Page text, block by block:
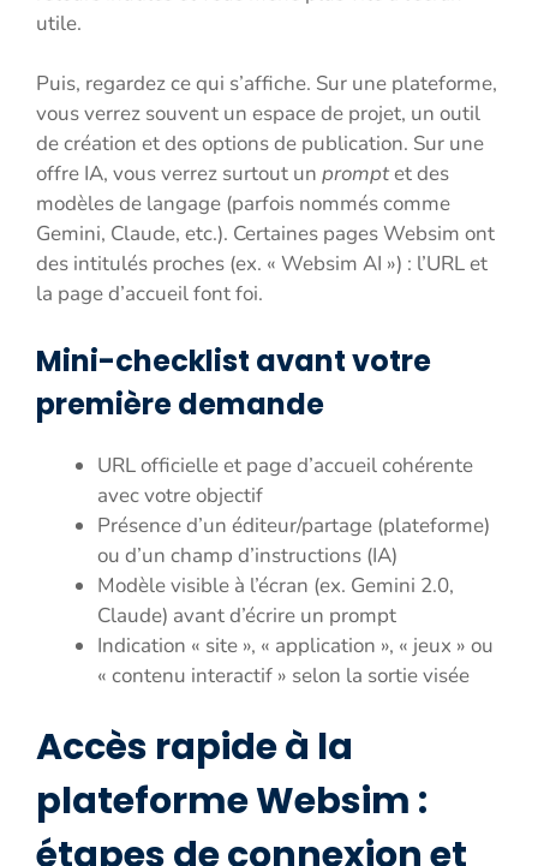
utile.
Puis, regardez ce qui s’affiche. Sur une plateforme,
vous verrez souvent un espace de projet, un outil
de création et des options de publication. Sur une
offre IA, vous verrez surtout un promptet des
modèles de langage (parfois nommés comme
Gemini, Claude, etc.). Certaines pages Websim ont
des intitulés proches (ex. « Websim AI ») : l’URL et
la page d’accueil font foi.
Mini-checklist avant votre
première demande
URL officielle et page d’accueil cohérente
avec votre objectif
Présence d’un éditeur/partage (plateforme)
ou d’un champ d’instructions (IA)
Modèle visible à l’écran (ex. Gemini 2.0,
Claude) avant d’écrire un prompt
Indication « site », « application », « jeux » ou
« contenu interactif » selon la sortie visée
Accès rapide à la
plateforme Websim :
étapes de connexion et